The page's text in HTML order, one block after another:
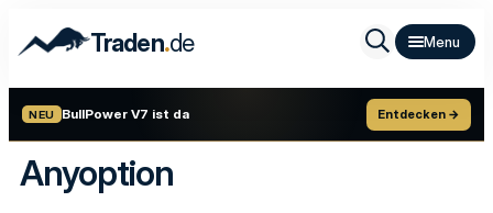
Traden.de
NEU BullPower V7 ist da Entdecken →
Anyoption